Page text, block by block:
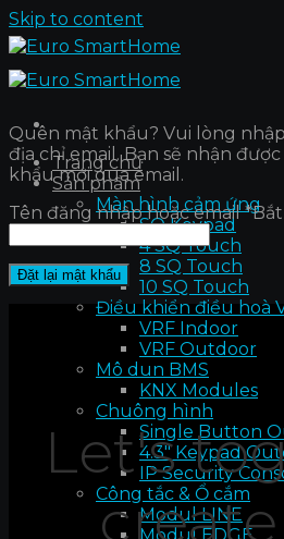
Skip to content
Trang chủ
Sản phẩm
Màn hình cảm ứng
SQ Keypad
4 SQ Touch
8 SQ Touch
10 SQ Touch
Điều khiển điều hoà
VRF Indoor
VRF Outdoor
Mô dun BMS
KNX Modules
Chuông hình
Single Button
4.3″ Keypad
IP Security
Công tắc & Ổ cắm
Modul LINE
Quên mật khẩu? Vui lòng
địa chỉ email. Bạn sẽ nhận
khẩu mới qua email.
Tên đăng nhập hoặc email*
Đặt lại mật khẩu
Let's